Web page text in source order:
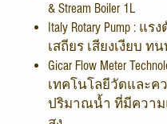
& Stream Boiler 1L
Italy Rotary Pump : แ
เสถียร เสียงเงียบ ท
Gicar Flow Meter
เทคโนโลยีวัดและค
ปริมาณน้ำ ที่มีควา